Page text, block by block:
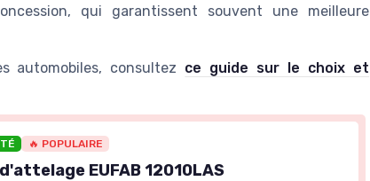
qui garantissent souvent une meilleure
automobiles, consultez ce guide sur le choix et
🔥 POPULAIRE
EUFAB 12010LAS